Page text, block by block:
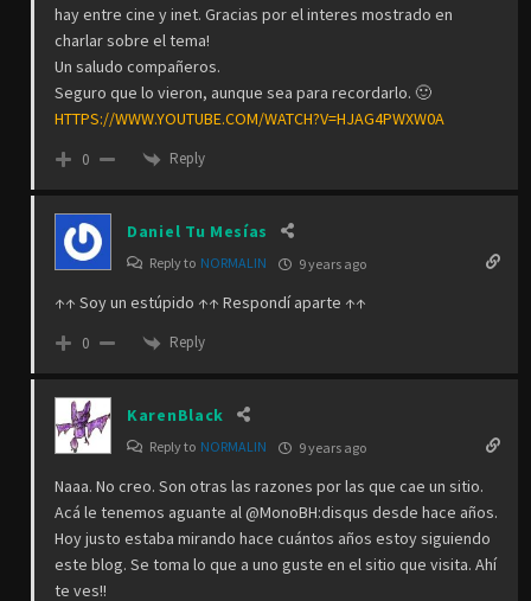
hay entre cine y inet. Gracias por el interes mostrado en
charlar sobre el tema!
Un saludo compañeros.
Seguro que lo vieron, aunque sea para recordarlo. 🙂
HTTPS://WWW.YOUTUBE.COM/WATCH?V=HJAG4PWXW0A
0 Reply
Daniel Tu Mesías
Reply to NORMALIN 9 years ago
↑↑ Soy un estúpido ↑↑ Respondí aparte ↑↑
0 Reply
KarenBlack
Reply to NORMALIN 9 years ago
Naaa. No creo. Son otras las razones por las que cae un sitio.
Acá le tenemos aguante al @MonoBH:disqus desde hace años.
Hoy justo estaba mirando hace cuántos años estoy siguiendo
este blog. Se toma lo que a uno guste en el sitio que visita. Ahí
te ves!!